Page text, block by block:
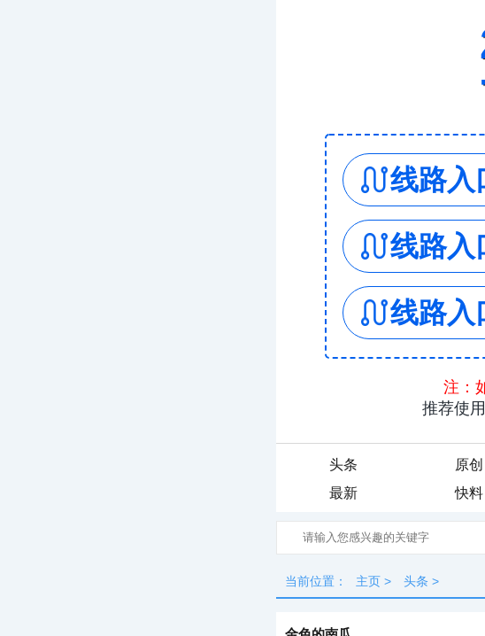
头条 原创
最新
快料
当前位置： 主页 > 头条 >